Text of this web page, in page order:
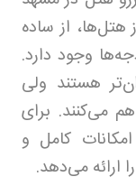
هتل‌ها، از ساده
وجود دارد.
هستند ولی
می‌کنند. برای
امکانات کامل و
ارائه می‌دهد.